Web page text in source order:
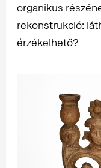
organikus
rekonstrukció:
érzékelhető?